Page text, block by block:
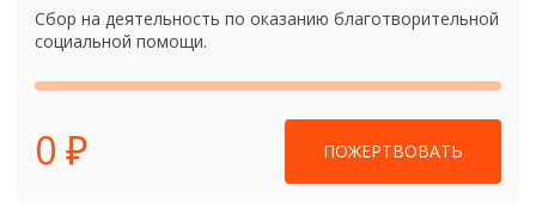
Сбор на деятельность по оказанию благотворительной
социальной помощи.
0 ₽ ПОЖЕРТВОВАТЬ